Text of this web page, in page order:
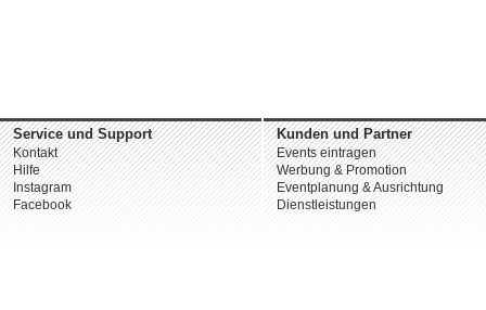
Service und Support
Kontakt
Hilfe
Instagram
Facebook
Kunden und Partner
Events eintragen
Werbung & Promotion
Eventplanung & Ausrichtung
Dienstleistungen